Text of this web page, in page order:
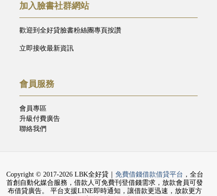
加入臉書社群網站
歡迎到全好貸臉書粉絲團專頁按讚
立即接收最新資訊
會員服務
會員專區
升級付費廣告
聯絡我們
Copyright © 2017-2026 LBK全好貸｜ 免費借錢借款借貸平台 ，全台
首創自動化媒合服務，借款人可免費刊登借錢需求，放款會員可發
布借貸廣告。 平台支援LINE即時通知，讓借款更迅速，放款更方